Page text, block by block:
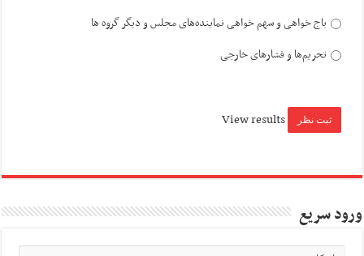
باج خواهی و سهم خواهی نماینده‌های مجلس و دیگر گروه ها
تحریم‌ها و فشارهای خارجی
View results
ورود سریع